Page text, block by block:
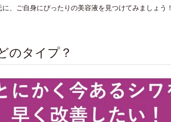
、ご自身にぴったりの美容液を見つけてみましょう！
のタイプ？